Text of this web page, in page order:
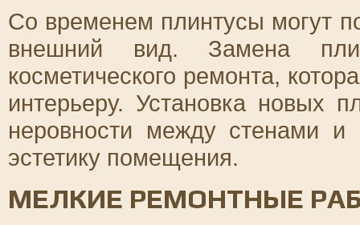
Со временем плинтусы могут
внешний вид. Замена
косметического ремонта,
интерьеру. Установка новых
неровности между стенами
эстетику помещения.
МЕЛКИЕ РЕМОНТНЫЕ